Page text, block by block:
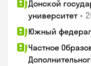
Донской
университет •
Южный
Частное